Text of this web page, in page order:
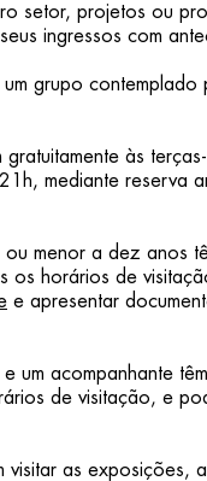
setor, projetos ou
ingressos com
grupo contemplado
gratuitamente às
mediante reserva
ou menor a dez anos
os horários de
e apresentar
um acompanhante
de visitação, e
visitar as exposições,